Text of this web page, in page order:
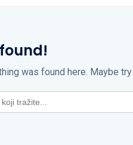
was found here. Maybe try